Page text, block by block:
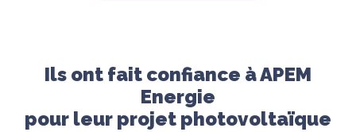
Ils ont fait confiance à APEM
Energie
pour leur projet photovoltaïque